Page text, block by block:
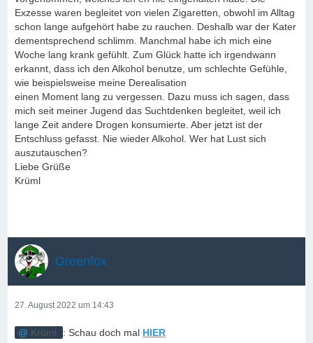
Exzesse waren begleitet von vielen Zigaretten, obwohl im Alltag
schon lange aufgehört habe zu rauchen. Deshalb war der Kater
dementsprechend schlimm. Manchmal habe ich mich eine
Woche lang krank gefühlt. Zum Glück hatte ich irgendwann
erkannt, dass ich den Alkohol benutze, um schlechte Gefühle,
wie beispielsweise meine Derealisation
einen Moment lang zu vergessen. Dazu muss ich sagen, dass
mich seit meiner Jugend das Suchtdenken begleitet, weil ich
lange Zeit andere Drogen konsumierte. Aber jetzt ist der
Entschluss gefasst. Nie wieder Alkohol. Wer hat Lust sich
auszutauschen?
Liebe Grüße
Krüml
Greenfox
27. August 2022 um 14:43
Krüml : Schau doch mal HIER